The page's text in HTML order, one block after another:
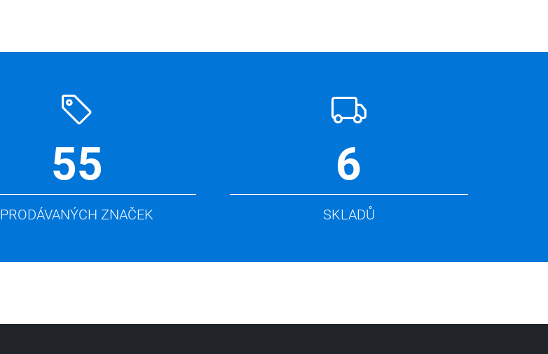
55
PRODÁVANÝCH ZNAČEK
6
SKLADŮ